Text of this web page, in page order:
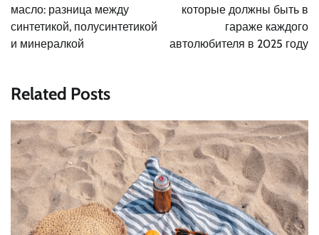
записям
масло: разница между
синтетикой, полусинтетикой
и минералкой
которые должны быть в
гараже каждого
автолюбителя в 2025 году
Related Posts